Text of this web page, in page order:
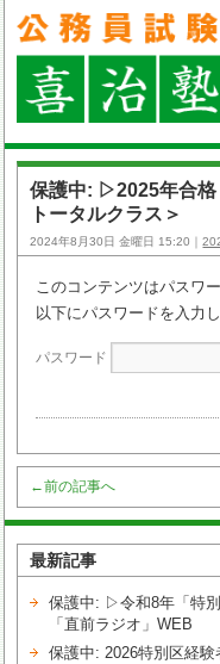
保護中: ▷2025年合
トータルクラス＞
2024年8月30日 金曜日 15:20｜
このコンテンツはパスワ
以下にパスワードを入力
パスワード
←前の記事へ
最新記事
保護中: ▷令和8年「特
「直前ラジオ」WEB
保護中: 2026特別区経